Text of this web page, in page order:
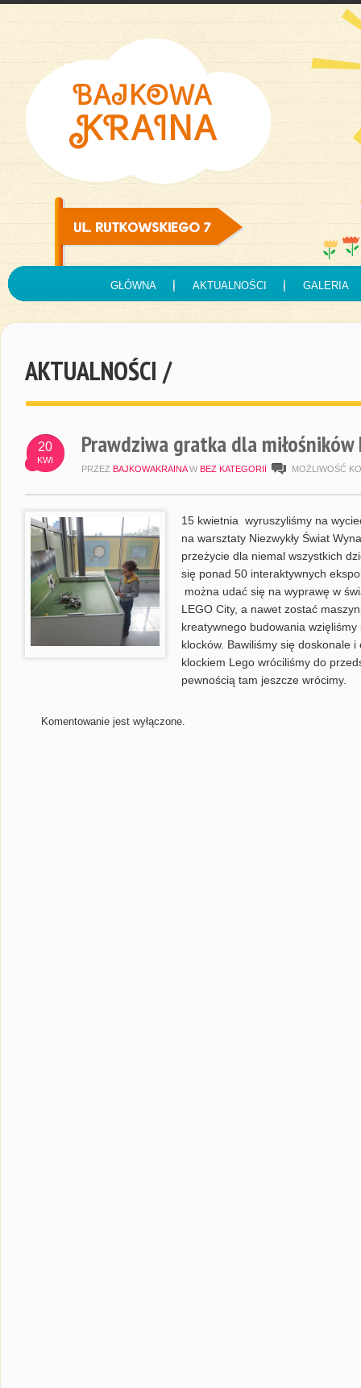
GŁÓWNA AKTUALNOŚCI GALERIA
AKTUALNOŚCI /
20
KWI
Prawdziwa gratka dla
PRZEZ BAJKOWAKRAINA W BEZ KATEGORII MOŻLIWOŚĆ
15 kwietnia wyruszyliśmy na
na warsztaty Niezwykły Świat
przeżycie dla niemal wszystkich
się ponad 50 interaktywnych
można udać się na wyprawę w
LEGO City, a nawet zostać
kreatywnego budowania
klocków. Bawiliśmy się doskonale
klockiem Lego wróciliśmy do
pewnością tam jeszcze wrócimy.
Komentowanie jest wyłączone.